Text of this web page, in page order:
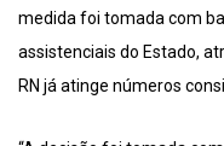
medida foi tomada com
assistenciais do Estado,
RN já atinge números